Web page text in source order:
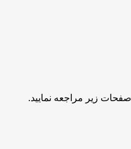
زیر مراجعه نمایید.